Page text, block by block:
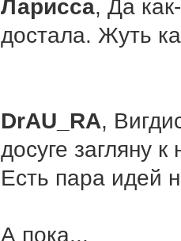
Ларисса, Да
достала. Жуть
DrAU_RA,
досуге загляну
Есть пара идей
А пока...